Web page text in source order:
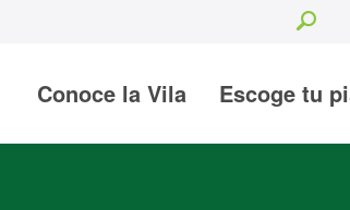
Conoce la Vila Escoge tu